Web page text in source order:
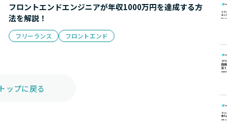
フロントエンドエンジニアが年収1000万円を達成する方
法を解説！
フリーランス フロントエンド
トップに戻る